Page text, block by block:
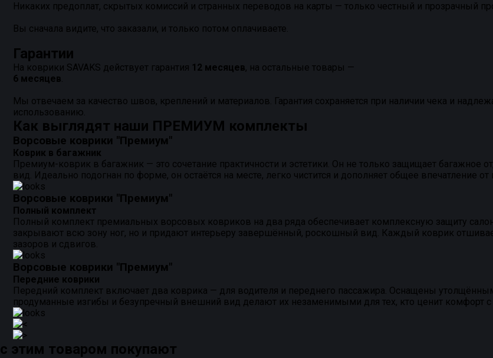
Никаких предоплат, скрытых комиссий и странных переводов на карты — только честный и прозрачный
Вы сначала видите, что заказали, и только потом оплачиваете.
Гарантии
На коврики SAVAKS действует гарантия 12 месяцев, на остальные товары —
6 месяцев.
Мы отвечаем за качество швов, креплений и материалов. Гарантия сохраняется при наличии чека и
использованию.
Как выглядят наши ПРЕМИУМ комплекты
Ворсовые коврики "Премиум"
Коврик в багажник
Премиум-коврик в багажник — это сочетание практичности и эстетики. Он не только защищает багажное
вид. Идеально подогнан по форме, он остаётся на месте, легко чистится и дополняет общее впечатление
Ворсовые коврики "Премиум"
Полный комплект
Полный комплект премиальных ворсовых ковриков на два ряда обеспечивает комплексную защиту
закрывают всю зону ног, но и придают интерьеру завершённый, роскошный вид. Каждый коврик
зазоров и сдвигов.
Ворсовые коврики "Премиум"
Передние коврики
Передний комплект включает два коврика — для водителя и переднего пассажира. Оснащены
продуманные изгибы и безупречный внешний вид делают их незаменимыми для тех, кто ценит комфорт с
с этим товаром покупают